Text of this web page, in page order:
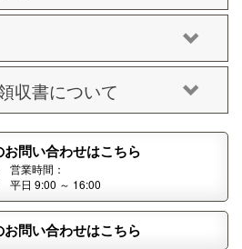
収書について
お問い合わせはこちら
営業時間：
平日 9:00 ～ 16:00
お問い合わせはこちら